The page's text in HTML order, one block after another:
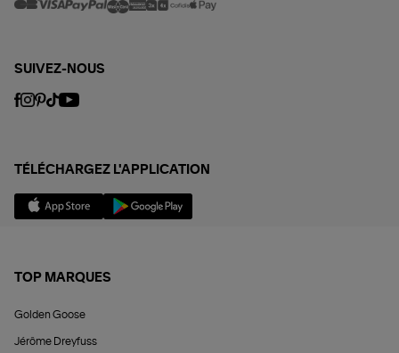
SUIVEZ-NOUS
TÉLÉCHARGEZ L'APPLICATION
TOP MARQUES
Golden Goose
Jérôme Dreyfuss